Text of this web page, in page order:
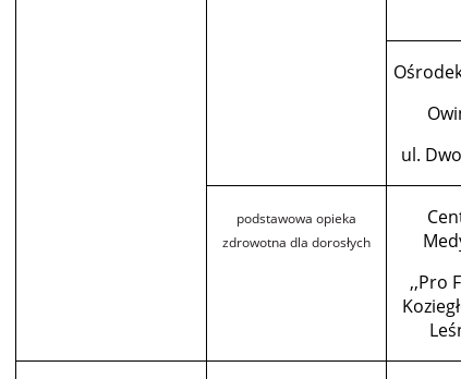
ul.
podstawowa opieka
zdrowotna dla dorosłych
,,Pro